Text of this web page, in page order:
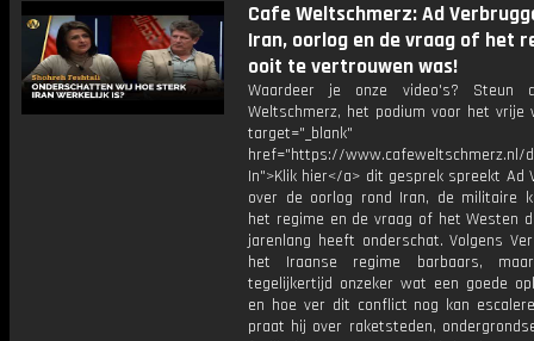
Cafe Weltschmerz: Ad
Iran, oorlog en de vraag of het
ooit te vertrouwen was!
Waardeer je onze video's? Steun
Weltschmerz, het podium voor het vrije
target="_blank"
href="https://www.cafeweltschmerz.nl/
In">Klik hier</a> dit gesprek spreekt Ad
over de oorlog rond Iran, de militaire
het regime en de vraag of het Westen
jarenlang heeft onderschat. Volgens
het Iraanse regime barbaars,
tegelijkertijd onzeker wat een goede
en hoe ver dit conflict nog kan
praat hij over raketsteden,